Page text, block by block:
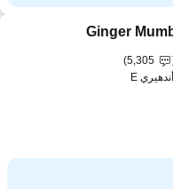
Add to
Ginger
5,305